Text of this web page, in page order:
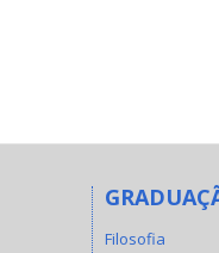
Filosofia